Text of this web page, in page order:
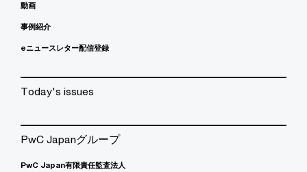
動画
事例紹介
eニュースレター配信登録
Today's issues
PwC Japanグループ
PwC Japan有限責任監査法人